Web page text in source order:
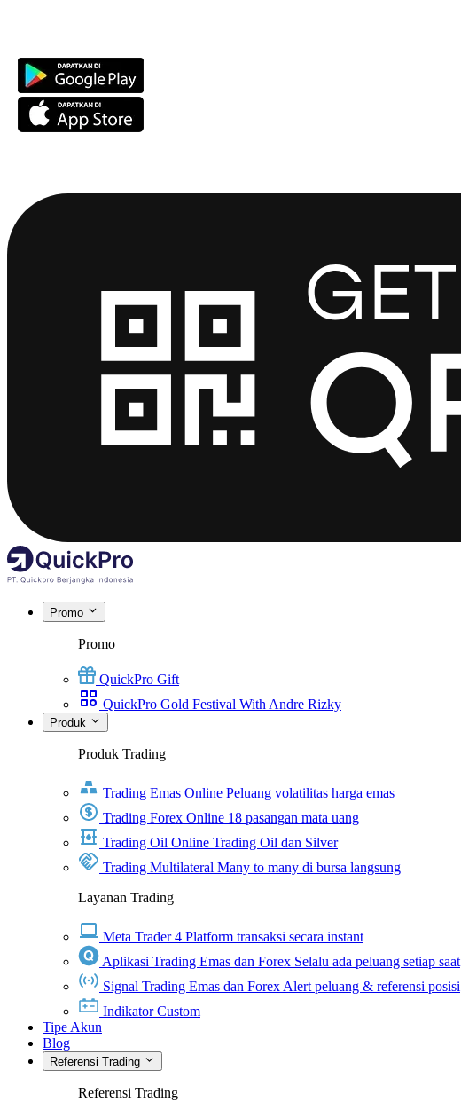
Promo
Promo
QuickPro Gift
QuickPro Gold Festival With Andre Rizky
Produk
Produk Trading
Trading Emas Online Peluang volatilitas harga emas
Trading Forex Online 18 pasangan mata uang
Trading Oil Online Trading Oil dan Silver
Trading Multilateral Many to many di bursa langsung
Layanan Trading
Meta Trader 4 Platform transaksi secara instant
Aplikasi Trading Emas dan Forex Selalu ada peluang setiap saat
Signal Trading Emas dan Forex Alert peluang & referensi posisi
Indikator Custom
Tipe Akun
Blog
Referensi Trading
Referensi Trading